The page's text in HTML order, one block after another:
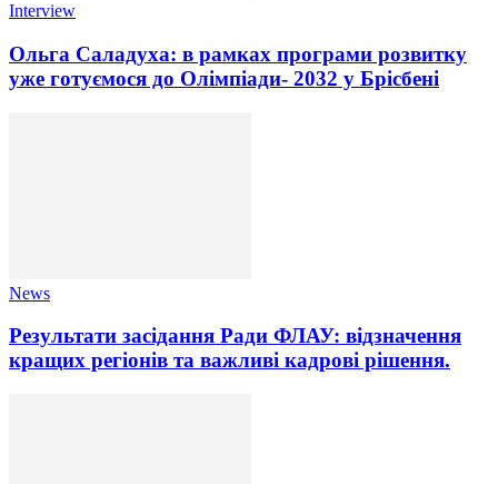
Interview
Ольга Саладуха: в рамках програми розвитку
уже готуємося до Олімпіади- 2032 у Брісбені
News
Результати засідання Ради ФЛАУ: відзначення
кращих регіонів та важливі кадрові рішення.